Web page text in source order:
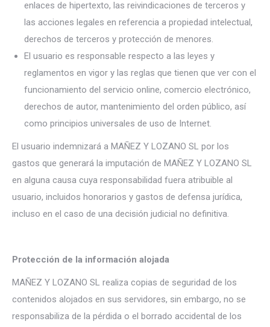
enlaces de hipertexto, las reivindicaciones de terceros y
las acciones legales en referencia a propiedad intelectual,
derechos de terceros y protección de menores.
El usuario es responsable respecto a las leyes y
reglamentos en vigor y las reglas que tienen que ver con el
funcionamiento del servicio online, comercio electrónico,
derechos de autor, mantenimiento del orden público, así
como principios universales de uso de Internet.
El usuario indemnizará a MAÑEZ Y LOZANO SL por los
gastos que generará la imputación de MAÑEZ Y LOZANO SL
en alguna causa cuya responsabilidad fuera atribuible al
usuario, incluidos honorarios y gastos de defensa jurídica,
incluso en el caso de una decisión judicial no definitiva.
Protección de la información alojada
MAÑEZ Y LOZANO SL realiza copias de seguridad de los
contenidos alojados en sus servidores, sin embargo, no se
responsabiliza de la pérdida o el borrado accidental de los